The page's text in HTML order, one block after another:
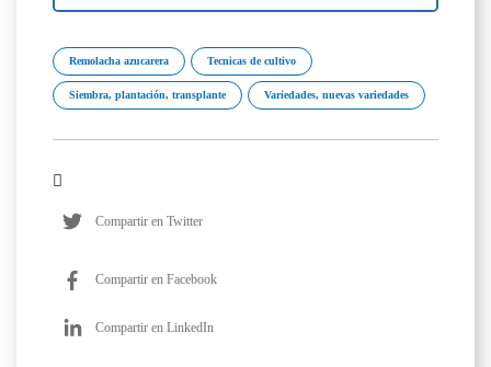
Remolacha azucarera Tecnicas de cultivo
Siembra, plantación, transplante Variedades, nuevas variedades
Compartir en Twitter
Compartir en Facebook
Compartir en LinkedIn